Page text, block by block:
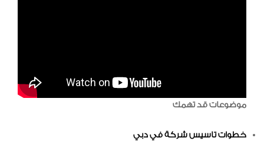
موضوعات قد تهمك
خطوات تاسيس شركة في دبي